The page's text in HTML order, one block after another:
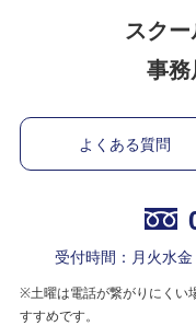
スク
事
よくある質問
受付時間：月火水
※土曜は電話が繋がりにくい
すすめです。